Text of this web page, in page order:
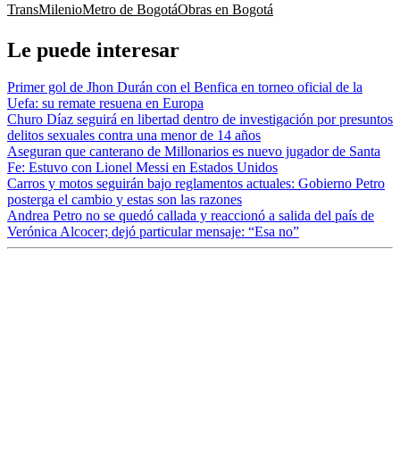
TransMilenioMetro de BogotáObras en Bogotá
Le puede interesar
Primer gol de Jhon Durán con el Benfica en torneo oficial de la
Uefa: su remate resuena en Europa
Churo Díaz seguirá en libertad dentro de investigación por presuntos
delitos sexuales contra una menor de 14 años
Aseguran que canterano de Millonarios es nuevo jugador de Santa
Fe: Estuvo con Lionel Messi en Estados Unidos
Carros y motos seguirán bajo reglamentos actuales: Gobierno Petro
posterga el cambio y estas son las razones
Andrea Petro no se quedó callada y reaccionó a salida del país de
Verónica Alcocer; dejó particular mensaje: “Esa no”